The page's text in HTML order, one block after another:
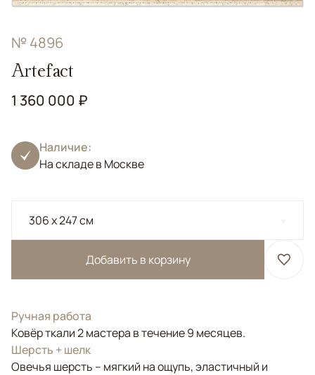
№ 4896
Artefact
1 360 000 ₽
Наличие:
На складе в Москве
306 x 247 см
Добавить в корзину
Ручная работа
Ковёр ткали 2 мастера в течение 9 месяцев.
Шерсть + шелк
Овечья шерсть – мягкий на ощупь, эластичный и